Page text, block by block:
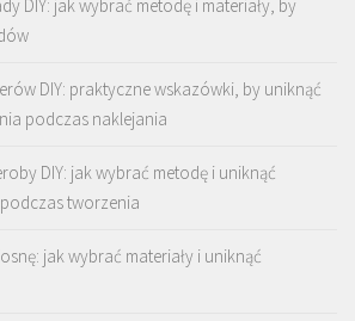
DIY: jak wybrać metodę i materiały, by
DIY: praktyczne wskazówki, by uniknąć
podczas naklejania
DIY: jak wybrać metodę i uniknąć
tworzenia
jak wybrać materiały i uniknąć